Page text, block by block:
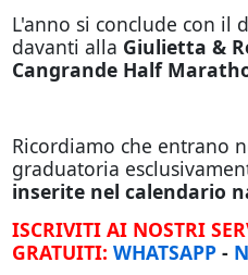
L'anno si conclude con il
davanti alla Giulietta &
Cangrande Half
Ricordiamo che entrano
graduatoria
inserite nel calendario
ISCRIVITI AI NOSTRI
GRATUITI: WHATSAPP-